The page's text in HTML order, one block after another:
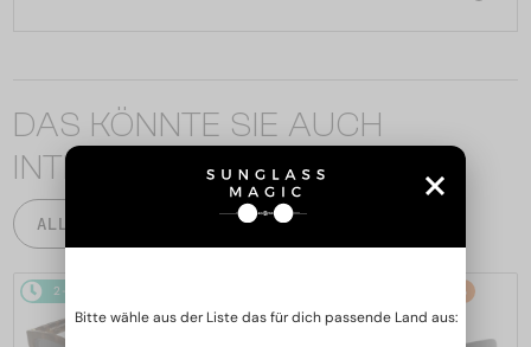
DAS KÖNNTE SIE AUCH
INTERESSIEREN
ALLE PRODUKTE
2-4 WERKTAGE -10%
Bitte wähle aus der Liste das für dich passende Land aus: